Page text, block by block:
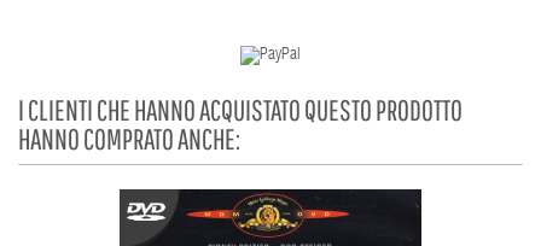
I CLIENTI CHE HANNO ACQUISTATO QUESTO PRODOTTO
HANNO COMPRATO ANCHE: